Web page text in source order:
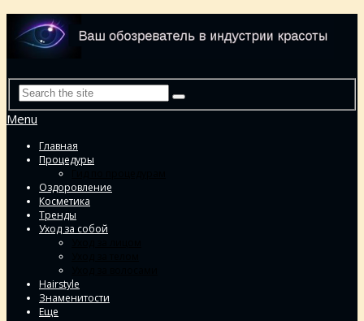
Menu
Главная
Процедуры
Оздоровление
Косметика
Тренды
Уход за собой
Hairstyle
Знаменитости
Еще